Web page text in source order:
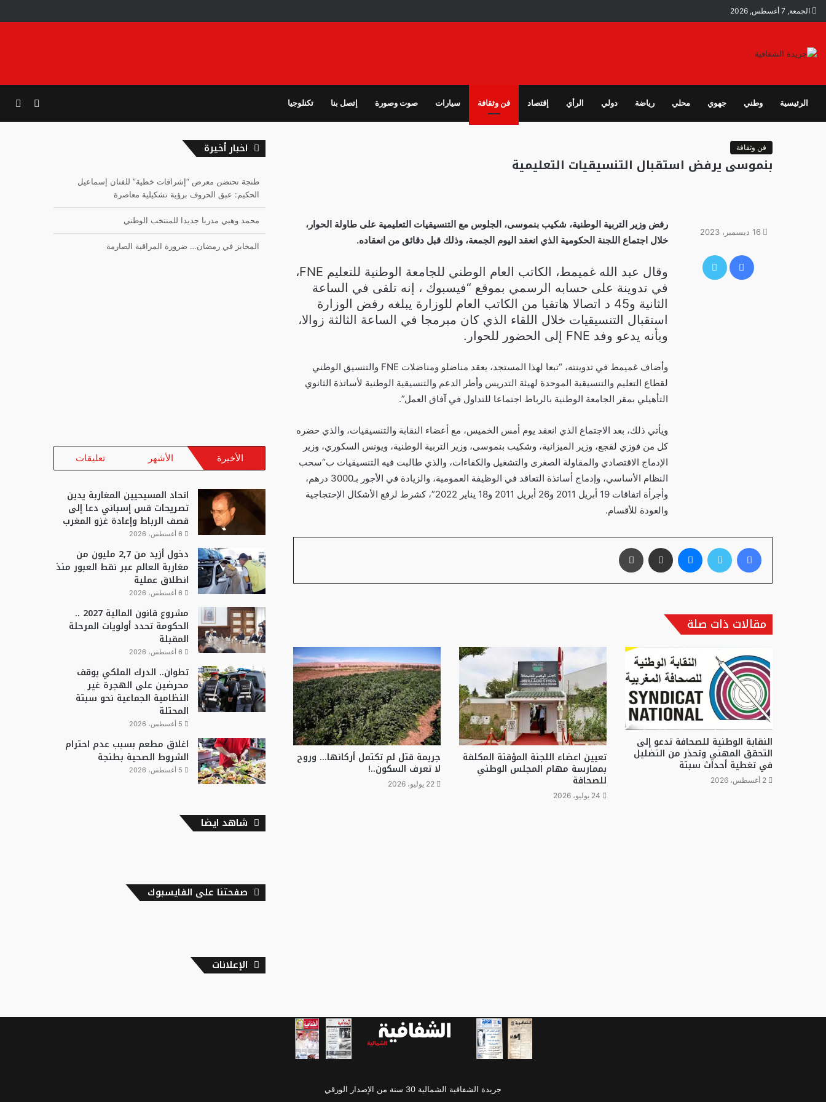
الجمعة, 7 أغسطس, 2026
الرئيسية وطني جهوي محلي رياضة دولي الرأي إقتصاد فن وثقافة سيارات صوت وصورة إتصل بنا تكنلوجيا الوضع
فن وثقافة
بنموسى يرفض استقبال التنسيقيات التعليمية
رفض وزير التربية الوطنية، شكيب بنموسى، الجلوس مع التنسيقيات التعليمية على طاولة الحوار،
خلال اجتماع اللجنة الحكومية الذي انعقد اليوم الجمعة، وذلك قبل دقائق من انعقاده.
وقال عبد الله غميمط، الكاتب العام الوطني للجامعة الوطنية للتعليم FNE،
في تدوينة على حسابه الرسمي بموقع “فيسبوك ، إنه تلقى في الساعة
الثانية و45 د اتصالا هاتفيا من الكاتب العام للوزارة يبلغه رفض الوزارة
استقبال التنسيقيات خلال اللقاء الذي كان مبرمجا في الساعة الثالثة زوالا،
وبأنه يدعو وفد FNE إلى الحضور للحوار.
وأضاف غميمط في تدوينته، “تبعا لهذا المستجد، يعقد مناضلو ومناضلات FNE والتنسيق الوطني
لقطاع التعليم والتنسيقية الموحدة لهيئة التدريس وأطر الدعم والتنسيقية الوطنية لأساتذة الثانوي
التأهيلي بمقر الجامعة الوطنية بالرباط اجتماعا للتداول في آفاق العمل”.
ويأتي ذلك، بعد الاجتماع الذي انعقد يوم أمس الخميس، مع أعضاء النقابة والتنسيقيات، والذي حضره
كل من فوزي لقجع، وزير الميزانية، وشكيب بنموسى، وزير التربية الوطنية، ويونس السكوري، وزير
الإدماج الاقتصادي والمقاولة الصغرى والتشغيل والكفاءات، والذي طالبت فيه التنسيقيات ب“سحب
النظام الأساسي، وإدماج أساتذة التعاقد في الوظيفة العمومية، والزيادة في الأجور بـ3000 درهم،
وأجرأة اتفاقات 19 أبريل 2011 و26 أبريل 2011 و18 يناير 2022”، كشرط لرفع الأشكال الإحتجاجية
والعودة للأقسام.
16 ديسمبر، 2023
فيسبوك
فيسبوك تويتر ماسنجر مشاركة عبر البريد
مقالات ذات صلة
النقابة الوطنية للصحافة تدعو إلى
التحقق المهني وتحذر من التضليل
في تغطية أحداث سبتة
2 أغسطس، 2026
تعيين اعضاء اللجنة المؤقتة المكلفة
بممارسة مهام المجلس الوطني
للصحافة
24 يوليو، 2026
جريمة قتل لم تكتمل أركانها… وروح
لا تعرف السكون..!
22 يوليو، 2026
اخبار أخيرة
طنجة تحتضن معرض “إشراقات خطية” للفنان إسماعيل
الحكيم: عبق الحروف برؤية تشكيلية معاصرة
محمد وهبي مدربا جديدا للمنتخب الوطني
المخابز في رمضان… ضرورة المراقبة الصارمة
الأخيرة الأشهر تعليقات
اتحاد المسيحيين المغاربة يدين
تصريحات قس إسباني دعا إلى
قصف الرباط وإعادة غزو المغرب
6 أغسطس، 2026
دخول أزيد من 2,7 مليون من
مغاربة العالم عبر نقط العبور منذ
انطلاق عملية
6 أغسطس، 2026
مشروع قانون المالية 2027 ..
الحكومة تحدد أولويات المرحلة
المقبلة
6 أغسطس، 2026
تطوان.. الدرك الملكي يوقف
محرضين على الهجرة غير
النظامية الجماعية نحو سبتة
المحتلة
5 أغسطس، 2026
اغلاق مطعم بسبب عدم احترام
الشروط الصحية بطنجة
5 أغسطس، 2026
شاهد ايضا
صفحتنا على الفايسبوك
الإعلانات
جريدة الشفافية الشمالية 30 سنة من الإصدار الورقي